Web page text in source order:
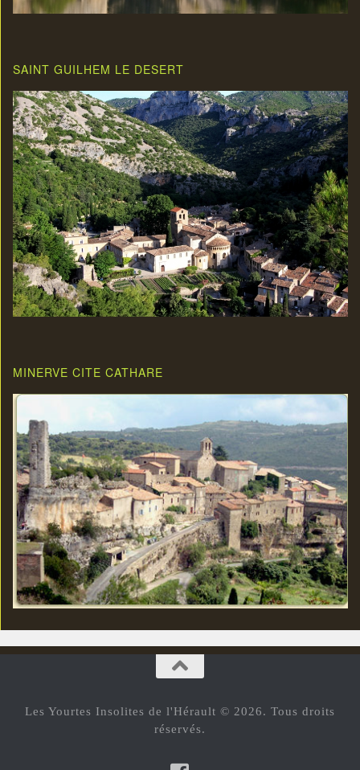
SAINT GUILHEM LE DESERT
MINERVE CITE CATHARE
Les Yourtes Insolites de l'Hérault © 2026. Tous droits
réservés.